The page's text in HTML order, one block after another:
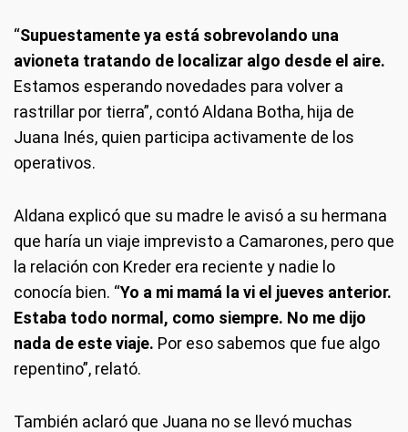
“Supuestamente ya está sobrevolando una
avioneta tratando de localizar algo desde el aire.
Estamos esperando novedades para volver a
rastrillar por tierra”, contó Aldana Botha, hija de
Juana Inés, quien participa activamente de los
operativos.
Aldana explicó que su madre le avisó a su hermana
que haría un viaje imprevisto a Camarones, pero que
la relación con Kreder era reciente y nadie lo
conocía bien. “Yo a mi mamá la vi el jueves anterior.
Estaba todo normal, como siempre. No me dijo
nada de este viaje. Por eso sabemos que fue algo
repentino”, relató.
También aclaró que Juana no se llevó muchas